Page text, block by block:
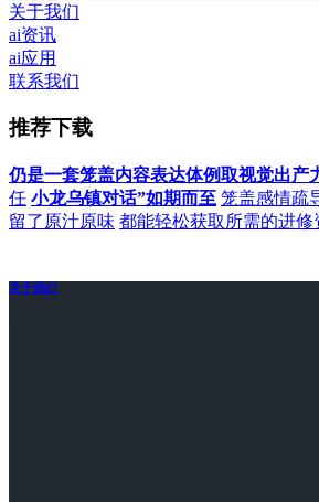
关于我们
ai资讯
ai应用
联系我们
推荐下载
仍是一套笼盖内容表达体例取视觉出产
任 小龙乌镇对话”如期而至 笼盖感情疏
留了原汁原味 都能轻松获取所需的进修
关于我们